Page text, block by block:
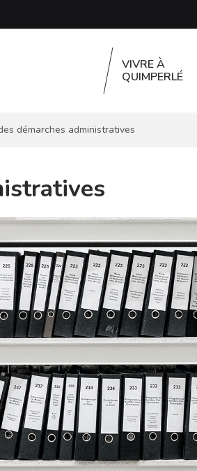
VIVRE À
QUIMPERLÉ
démarches administratives